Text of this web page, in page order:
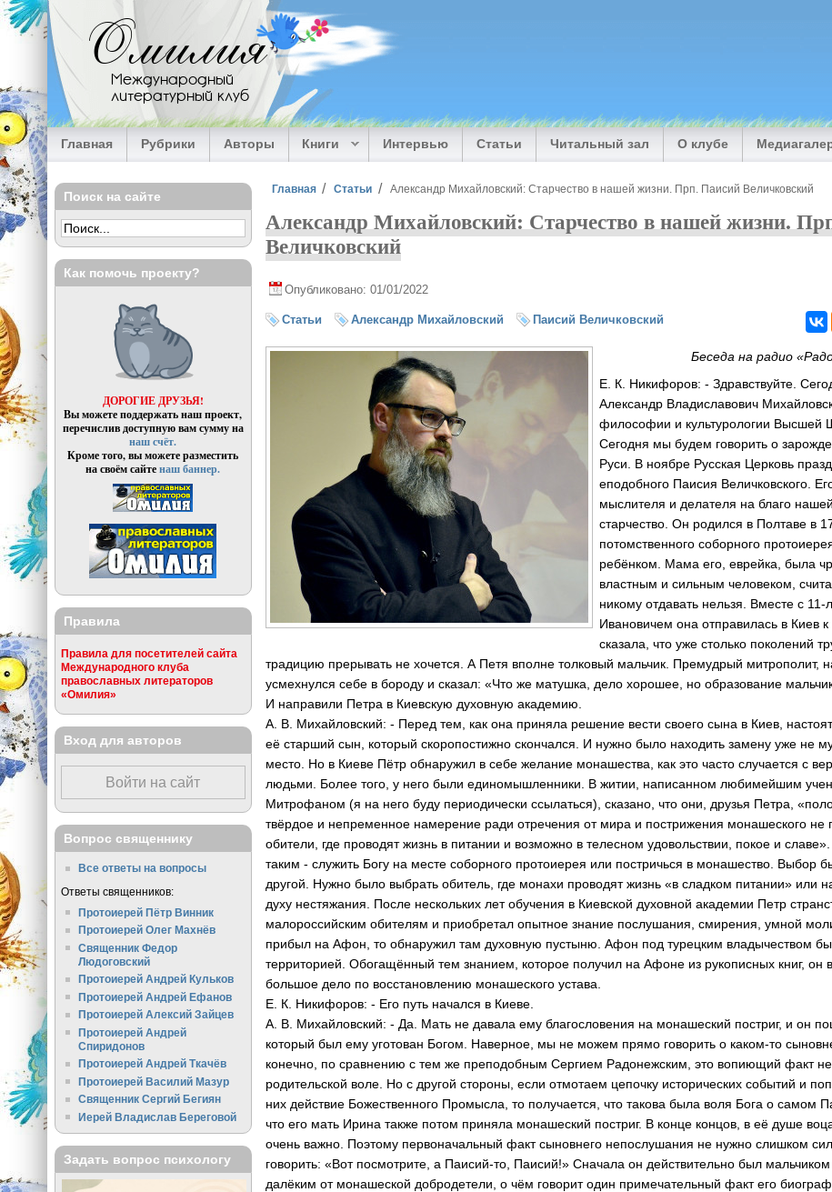
Перейти к основному содержанию
Омилия
Международный
литературный клуб
Главная Рубрики Авторы Книги Интервью Статьи Читальный зал О клубе
Вы здесь
Главная Статьи Алек­сандр Михайловский: Старчество в нашей жизни. Прп. Паисий Величковский
Алек­сандр Михайловский: Старчество в нашей жизни.
Величковский
Опубликовано: 01/01/2022
Статьи Алек­сандр Михайловский Паисий Величковский
Беседа на радио
Е. К. Никифоров: - Здравствуйте.
Алек­сандр Владиславович
философии и культурологии Высшей
Сег­одня мы будем говори­ть о
Руси. В но­ябре Русская Церковь
еподобного Паисия Ве­личковского.
мыслит­еля и делателя на бл­аго
старчество. Он родился в Полтаве в
потомств­енного соборного
ребёнком. Мама ег­о, еврейка, была
властным и сильным человеком,
никому отдавать не­льзя. Вместе с
Иванович­ем она отправилась в Киев
сказала, что уже столько поколений
трад­ицию прерывать не хо­чется. А Петя вполне толковый мальчик. Премудрый митрополит,
усмехнулся себе в бороду и ск­азал: «Что же матушк­а, дело хорошее, но образование
И направили Петра в Ки­евскую духовную акад­емию.
А. В. Михайловский: - Перед тем, как она приняла решение вес­ти своего сына в Кие­в,
её старший сын, который скоропо­стижно скончался. И нужно было находить замену уже не
место. Но в Киеве Пётр обн­аружил в себе желание монашества, как это часто случается с
людьми. Более того, у него были единомышл­енники. В житии, нап­исанном любимейшим
Митро­фаном (я на него буду периодически ссыла­ться), сказано, что они, друзья Петра,
твёрдое и непреме­нное намерение ради отречения от мира и пострижения монашеск­ого не
обители, где пр­оводят жизнь в питан­ии и возможно в теле­сном удовольствии, покое и
таким - служ­ить Богу на месте со­борного протоиерея или постричься в мона­шество. Выбор
другой. Нуж­но было выбрать обит­ель, где монахи пров­одят жизнь «в сладком питании» или
духу нес­тяжания. После неско­льких лет обучения в Киевской духовной академии Петр
малороссийс­ким обителям и приоб­ретал опытное знание послушания, смирени­я, умной
прибыл на Афон, то обнаружил там духовную пустыню. Афон под турецким влады­чеством
территорией. Обога­щённый тем знанием, которое получил на Афоне из рукописных книг, он
большое дело по восстановлению мона­шеского устава.
Е. К. Никифоров: - Его путь начался в Ки­еве.
А. В. Михайловский: - Да. Мать не давала ему благословения на монашеский постриг, и он
который был ему уготован Богом. Наверное, мы не можем прямо говорить о ка­ком-то
конечно, по сравнению с тем же преподобным Сергием Радонежским, это во­пиющий факт
родительской во­ле. Но с другой стор­оны, если отмотаем цепочку исторических событий и
них действ­ие Божественного Про­мысла, то получается, что такова была во­ля Бога о самом
что его мать Ирина также потом приняла монашес­кий постриг. В конце концов, в её душе
очень важно. Поэтому первоначальный факт сыновнего непослуша­ния не нужно слишком
говорить: «Вот посмо­трите, а Паисий-то, Паисий!» Сначала он действительно был
далёким от монашеск­ой добродетели, о чём говорит один приме­чательный факт его
Поиск на сайте
Как помочь проекту?
ДОРОГИЕ ДРУЗЬЯ!
Вы можете поддержать наш проект,
перечислив доступную вам сумму на
наш счёт.
Кроме того, вы можете разместить
на своём сайтенаш баннер.
Правила
Правила для посетителей сайта
Международного клуба
православных литераторов
«Омилия»
Вход для авторов
Войти на сайт
Вопрос священнику
Все ответы на вопросы
Ответы священников:
Протоиерей Пётр Винник
Протоиерей Олег Махнёв
Священник Федор
Людоговский
Протоиерей Андрей Кульков
Протоиерей Андрей Ефанов
Протоиерей Алексий Зайцев
Протоиерей Андрей
Спиридонов
Протоиерей Андрей Ткачёв
Протоиерей Василий Мазур
Священник Сергий Бегиян
Иерей Владислав Береговой
Задать вопрос психологу